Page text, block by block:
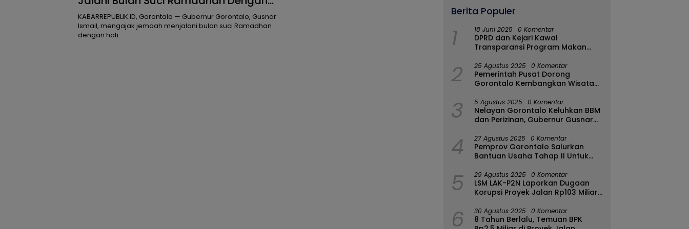
Senang Hati
KABARREPUBLIK.ID, Gorontalo — Gubernur Gorontalo, Gusnar
Ismail, mengajak jemaah menjalani bulan suci Ramadhan
dengan hati…
Berita Populer
1 18 Juni 2025 0 Komentar
DPRD dan Kejari Kawal
Transparansi Program Makan
2 25 Agustus 2025 0 Komentar
Pemerintah Pusat Dorong
Gorontalo Kembangkan Wisata
3 5 Agustus 2025 0 Komentar
Nelayan Gorontalo Keluhkan BBM
dan Perizinan, Gubernur Gusnar
4 27 Agustus 2025 0 Komentar
Pemprov Gorontalo Salurkan
Bantuan Usaha Tahap II Untuk
Bulango
5 29 Agustus 2025 0 Komentar
LSM LAK-P2N Laporkan Dugaan
Korupsi Proyek Jalan Rp103 Miliar
6 30 Agustus 2025 0 Komentar
8 Tahun Berlalu, Temuan BPK